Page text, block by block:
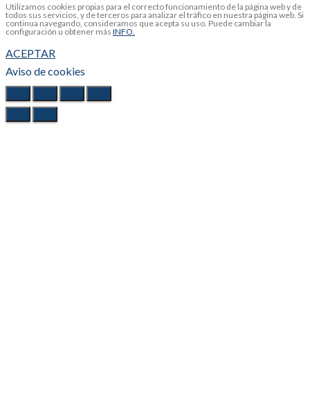
Utilizamos cookies propias para el correcto funcionamiento de la página web y de
todos sus servicios, y de terceros para analizar el tráfico en nuestra página web. Si
continua navegando, consideramos que acepta su uso. Puede cambiar la
configuración u obtener más INFO.
ACEPTAR
Aviso de cookies